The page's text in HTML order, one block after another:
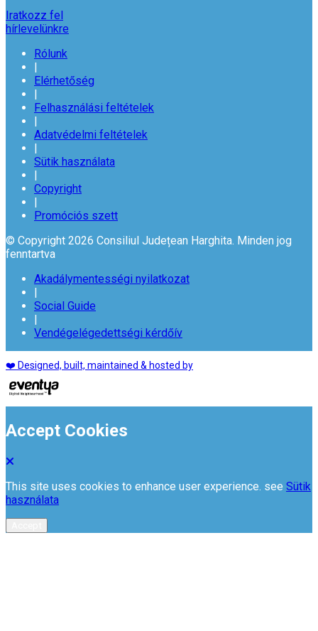
Iratkozz fel
hírlevelünkre
Rólunk
|
Elérhetőség
|
Felhasználási feltételek
|
Adatvédelmi feltételek
|
Sütik használata
|
Copyright
|
Promóciós szett
© Copyright 2026 Consiliul Județean Harghita. Minden jog
fenntartva
Akadálymentességi nyilatkozat
|
Social Guide
|
Vendégelégedettségi kérdőív
❤️ Designed, built, maintained & hosted by
Accept Cookies
This site uses cookies to enhance user experience. see Sütik
használata